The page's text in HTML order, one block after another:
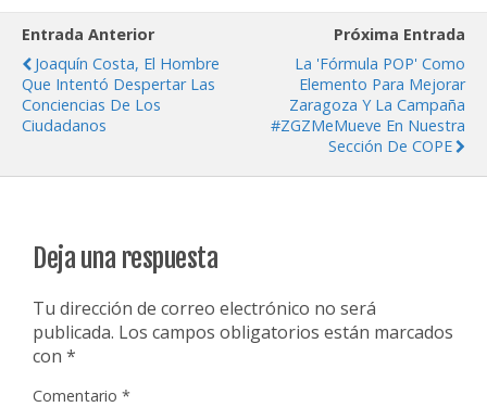
Entrada Anterior
Joaquín Costa, El Hombre
Que Intentó Despertar Las
Conciencias De Los
Ciudadanos
Próxima Entrada
La 'Fórmula POP' Como
Elemento Para Mejorar
Zaragoza Y La Campaña
#ZGZMeMueve En Nuestra
Sección De COPE
Deja una respuesta
Tu dirección de correo electrónico no será
publicada. Los campos obligatorios están marcados
con *
Comentario *